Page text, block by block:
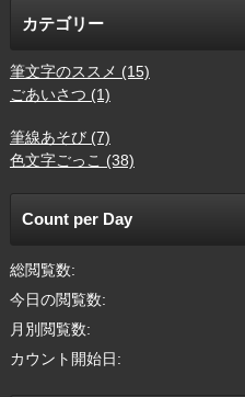
カテゴリー
筆文字のススメ (15)
ごあいさつ (1)
筆線あそび (7)
色文字ごっこ (38)
Count per Day
総閲覧数:
今日の閲覧数:
月別閲覧数:
カウント開始日: